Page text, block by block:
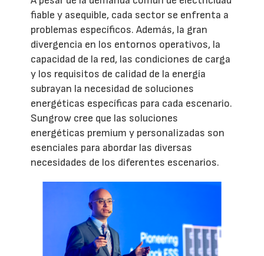
fiable y asequible, cada sector se enfrenta a
problemas específicos. Además, la gran
divergencia en los entornos operativos, la
capacidad de la red, las condiciones de carga
y los requisitos de calidad de la energía
subrayan la necesidad de soluciones
energéticas específicas para cada escenario.
Sungrow cree que las soluciones
energéticas premium y personalizadas son
esenciales para abordar las diversas
necesidades de los diferentes escenarios.